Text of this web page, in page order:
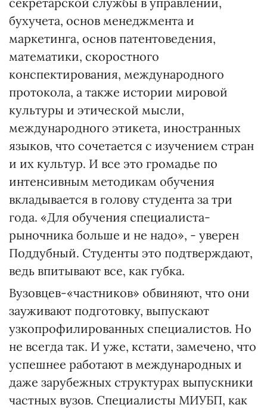
бухучета, основ менеджмента и
маркетинга, основ патентоведения,
математики, скоростного
конспектирования, международного
протокола, а также истории мировой
культуры и этической мысли,
международного этикета, иностранных
языков, что сочетается с изучением стран
и их культур. И все это громадье по
интенсивным методикам обучения
вкладывается в голову студента за три
года. «Для обучения специалиста-
рыночника больше и не надо», - уверен
Поддубный. Студенты это подтверждают,
ведь впитывают все, как губка.
Вузовцев-«частников» обвиняют, что они
зауживают подготовку, выпускают
узкопрофилированных специалистов. Но
не всегда так. И уже, кстати, замечено, что
успешнее работают в международных и
даже зарубежных структурах выпускники
частных вузов. Специалисты МИУБП, как